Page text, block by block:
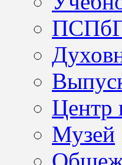
Центр
Музей